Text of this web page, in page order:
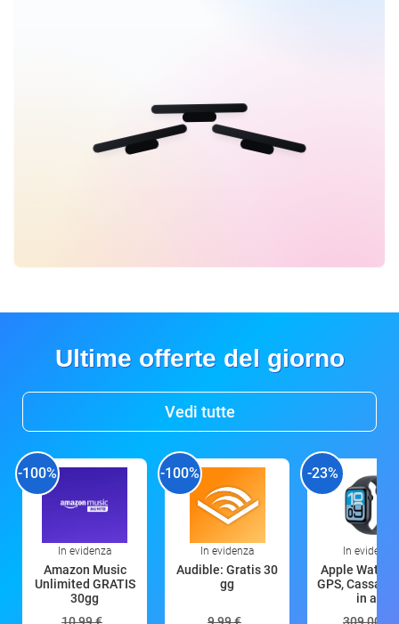
Ultime offerte del giorno
Vedi tutte
-100%
In evidenza
Amazon Music
Unlimited GRATIS
30gg
-100%
In evidenza
Audible: Gratis 30
gg
-23%
In evidenza
Apple Watch
GPS, Cassa
in all